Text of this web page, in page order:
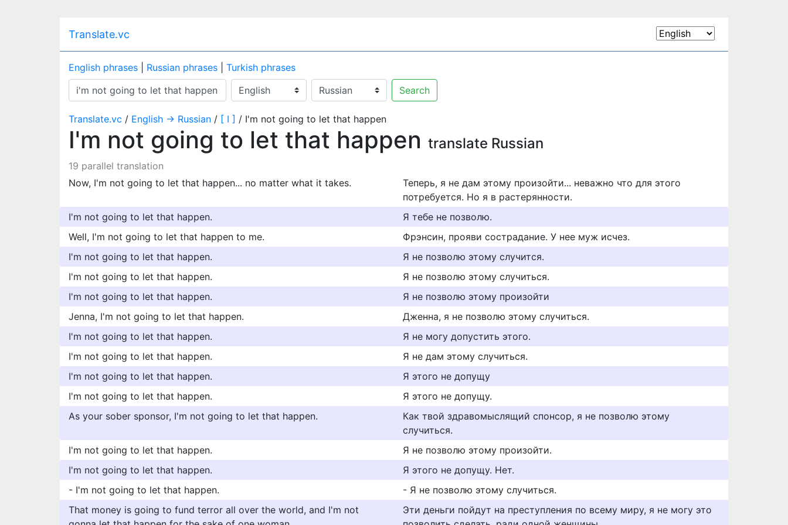
Translate.vc
English phrases Russian phrases
Turkish phrases
Search
Translate.vc / English → Russian / [ I ] / I'm not going to let that happen
I'm not going to let that happen translate Russian
19 parallel translation
Now, I'm not going to let that happen... no matter what it takes.
Теперь, я не дам этому произойти... неважно что для этого
потребуется. Но я в растерянности.
I'm not going to let that happen.
Я тебе не позволю.
Well, I'm not going to let that happen to me.
Фрэнсин, прояви сострадание. У нее муж исчез.
I'm not going to let that happen.
Я не позволю этому случится.
I'm not going to let that happen.
Я не позволю этому случиться.
I'm not going to let that happen.
Я не позволю этому произойти
Jenna, I'm not going to let that happen.
Дженна, я не позволю этому случиться.
I'm not going to let that happen.
Я не могу допустить этого.
I'm not going to let that happen.
Я не дам этому случиться.
I'm not going to let that happen.
Я этого не допущу
I'm not going to let that happen.
Я этого не допущу.
As your sober sponsor, I'm not going to let that happen.
Как твой здравомыслящий спонсор, я не позволю этому
случиться.
I'm not going to let that happen.
Я не позволю этому произойти.
I'm not going to let that happen.
Я этого не допущу. Нет.
- I'm not going to let that happen.
- Я не позволю этому случиться.
That money is going to fund terror all over the world, and I'm not
Эти деньги пойдут на преступления по всему миру, я не могу это